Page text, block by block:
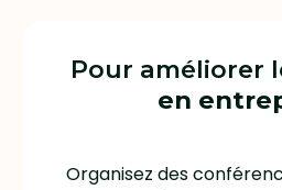
Pour améliorer
en
Organisez des